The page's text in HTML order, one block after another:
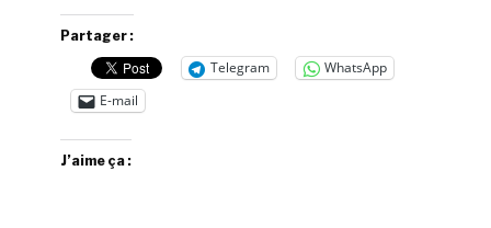
Partager :
Telegram
WhatsApp
E-mail
J’aime ça :